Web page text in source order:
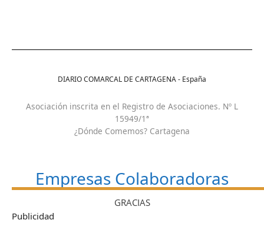
DIARIO COMARCAL DE CARTAGENA - España
Asociación inscrita en el Registro de Asociaciones. Nº L
15949/1ª
¿Dónde Comemos? Cartagena
Empresas Colaboradoras
GRACIAS
Publicidad